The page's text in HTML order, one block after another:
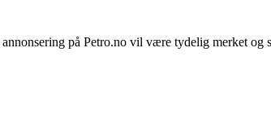
på Petro.no vil være tydelig merket og